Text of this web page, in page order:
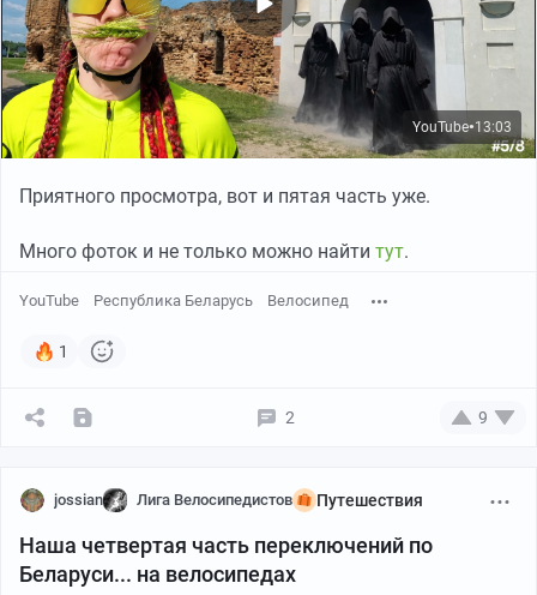
YouTube● 13:03
Приятного просмотра, вот и пятая часть уже.
Много фоток и не только можно найти тут.
YouTube Республика Беларусь Велосипед
1
2 9
jossian Лига Велосипедистов Путешествия
Наша четвертая часть переключений по
Беларуси... на велосипедах